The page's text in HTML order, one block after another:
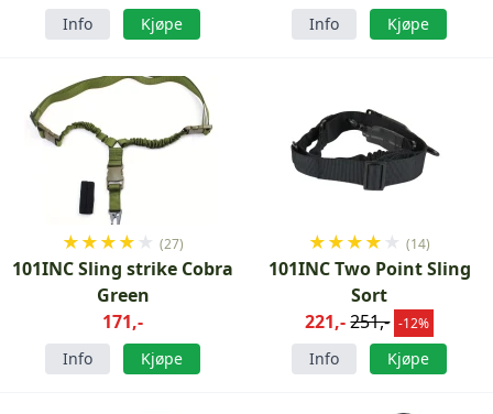
Info Kjøpe Info Kjøpe
★★★★ ★ (27)
101INC Sling strike Cobra
Green
171,-
Info Kjøpe
★★★★ ★ (14)
101INC Two Point Sling
Sort
221,- 251,- -12%
Info Kjøpe